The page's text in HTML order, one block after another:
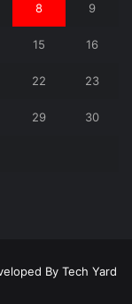
8 9
15 16
22 23
29 30
By Tech Yard